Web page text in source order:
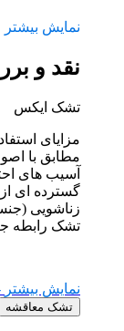
نمایش بیشتر
نقد و
تشک ایکس
مطابق با
آسیب های
گسترده ای
زناشویی
تشک
نمایش بیشتر
تشک معاقشه